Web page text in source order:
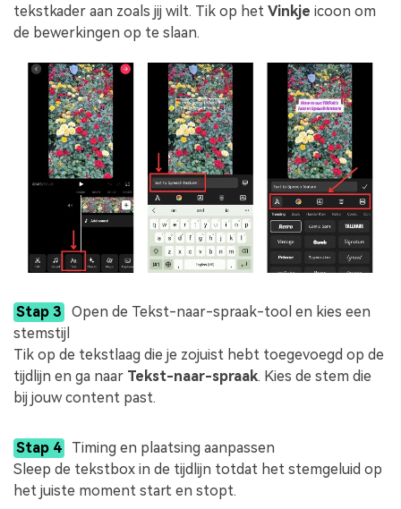
tekstkader aan zoals jij wilt. Tik op het Vinkje icoon om
de bewerkingen op te slaan.
Stap 3
Open de Tekst-naar-spraak-tool en kies een
stemstijl
Tik op de tekstlaag die je zojuist hebt toegevoegd op de
tijdlijn en ga naar Tekst-naar-spraak. Kies de stem die
bij jouw content past.
Stap 4
Timing en plaatsing aanpassen
Sleep de tekstbox in de tijdlijn totdat het stemgeluid op
het juiste moment start en stopt.